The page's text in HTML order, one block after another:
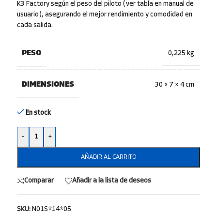
K3 Factory según el peso del piloto (ver tabla en manual de
usuario), asegurando el mejor rendimiento y comodidad en
cada salida.
PESO 0,225 kg
DIMENSIONES 30 × 7 × 4 cm
En stock
- +
AÑADIR AL CARRITO
Comparar Añadir a la lista de deseos
SKU: N01S*14*05